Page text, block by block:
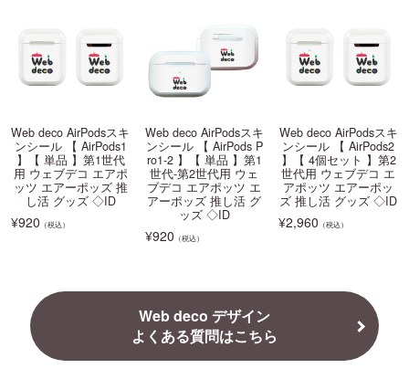
Web deco AirPodsスキ
ンシール 【 AirPods1
】【 単品 】第1世代
用 ウェブデコ エアポ
ッツ エアーポッズ 推
し活 グッズ ◇ID
¥920 （税込）
Web deco AirPodsスキ
ンシール 【 AirPods P
ro1-2 】【 単品 】第1
世代-第2世代用 ウェ
ブデコ エアポッツ エ
アーポッズ 推し活 グ
ッズ ◇ID
¥920 （税込）
Web deco AirPodsスキ
ンシール 【 AirPods2
】【 4個セット 】第2
世代用 ウェブデコ エ
アポッツ エアーポッ
ズ 推し活 グッズ ◇ID
¥2,960 （税込）
Web deco デザイン
よくある質問はこちら